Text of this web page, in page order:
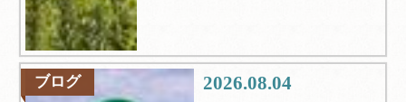
ブログ 2026.08.04